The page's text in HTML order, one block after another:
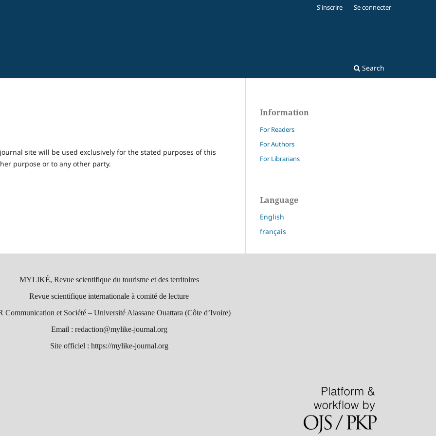
Search
S'inscrire Se connecter
site will be used exclusively for the stated purposes of this
purpose or to any other party.
Information
For Readers
For Authors
For Librarians
Language
English
français
MYLIKÉ, Revue scientifique du tourisme et des territoires
Revue scientifique internationale à comité de lecture
Communication et Société – Université Alassane Ouattara (Côte d’Ivoire)
Email : redaction@mylike-journal.org
Site officiel : https://mylike-journal.org